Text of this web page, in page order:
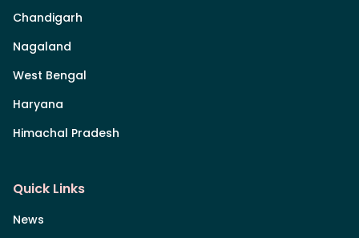
Chandigarh
Nagaland
West Bengal
Haryana
Himachal Pradesh
Quick Links
News